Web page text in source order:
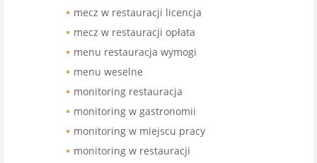
mecz w restauracji licencja
mecz w restauracji opłata
menu restauracja wymogi
menu weselne
monitoring restauracja
monitoring w gastronomii
monitoring w miejscu pracy
monitoring w restauracji